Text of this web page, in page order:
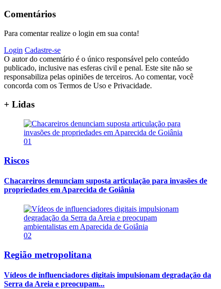
Comentários
Para comentar realize o login em sua conta!
Login Cadastre-se
O autor do comentário é o único responsável pelo conteúdo
publicado, inclusive nas esferas civil e penal. Este site não se
responsabiliza pelas opiniões de terceiros. Ao comentar, você
concorda com os Termos de Uso e Privacidade.
+ Lidas
01
Riscos
Chacareiros denunciam suposta articulação para invasões de
propriedades em Aparecida de Goiânia
02
Região metropolitana
Vídeos de influenciadores digitais impulsionam degradação da
Serra da Areia e preocupam...